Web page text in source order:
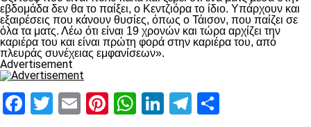
εβδομάδα δεν θα το παίξει, ο Κεντζιόρα το ίδιο. Υπάρχουν και
εξαιρέσεις που κάνουν θυσίες, όπως ο Τάισον, που παίζει σε
όλα τα ματς. Λέω ότι είναι 19 χρονών και τώρα αρχίζει την
καριέρα του και είναι πρώτη φορά στην καριέρα του, από
πλευράς συνέχειας εμφανίσεων».
Advertisement
Facebook
Twitter
EmailPinterest
WhatsApp
LinkedIn
Telegram